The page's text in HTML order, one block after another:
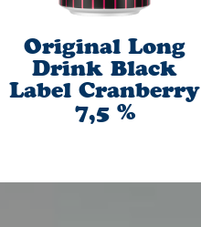
Original Long
Drink Black
Label Cranberry
7,5 %